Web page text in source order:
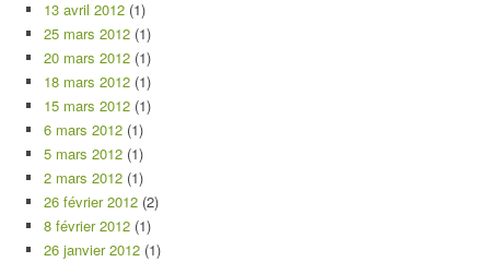
13 avril 2012 (1)
25 mars 2012 (1)
20 mars 2012 (1)
18 mars 2012 (1)
15 mars 2012 (1)
6 mars 2012 (1)
5 mars 2012 (1)
2 mars 2012 (1)
26 février 2012 (2)
8 février 2012 (1)
26 janvier 2012 (1)